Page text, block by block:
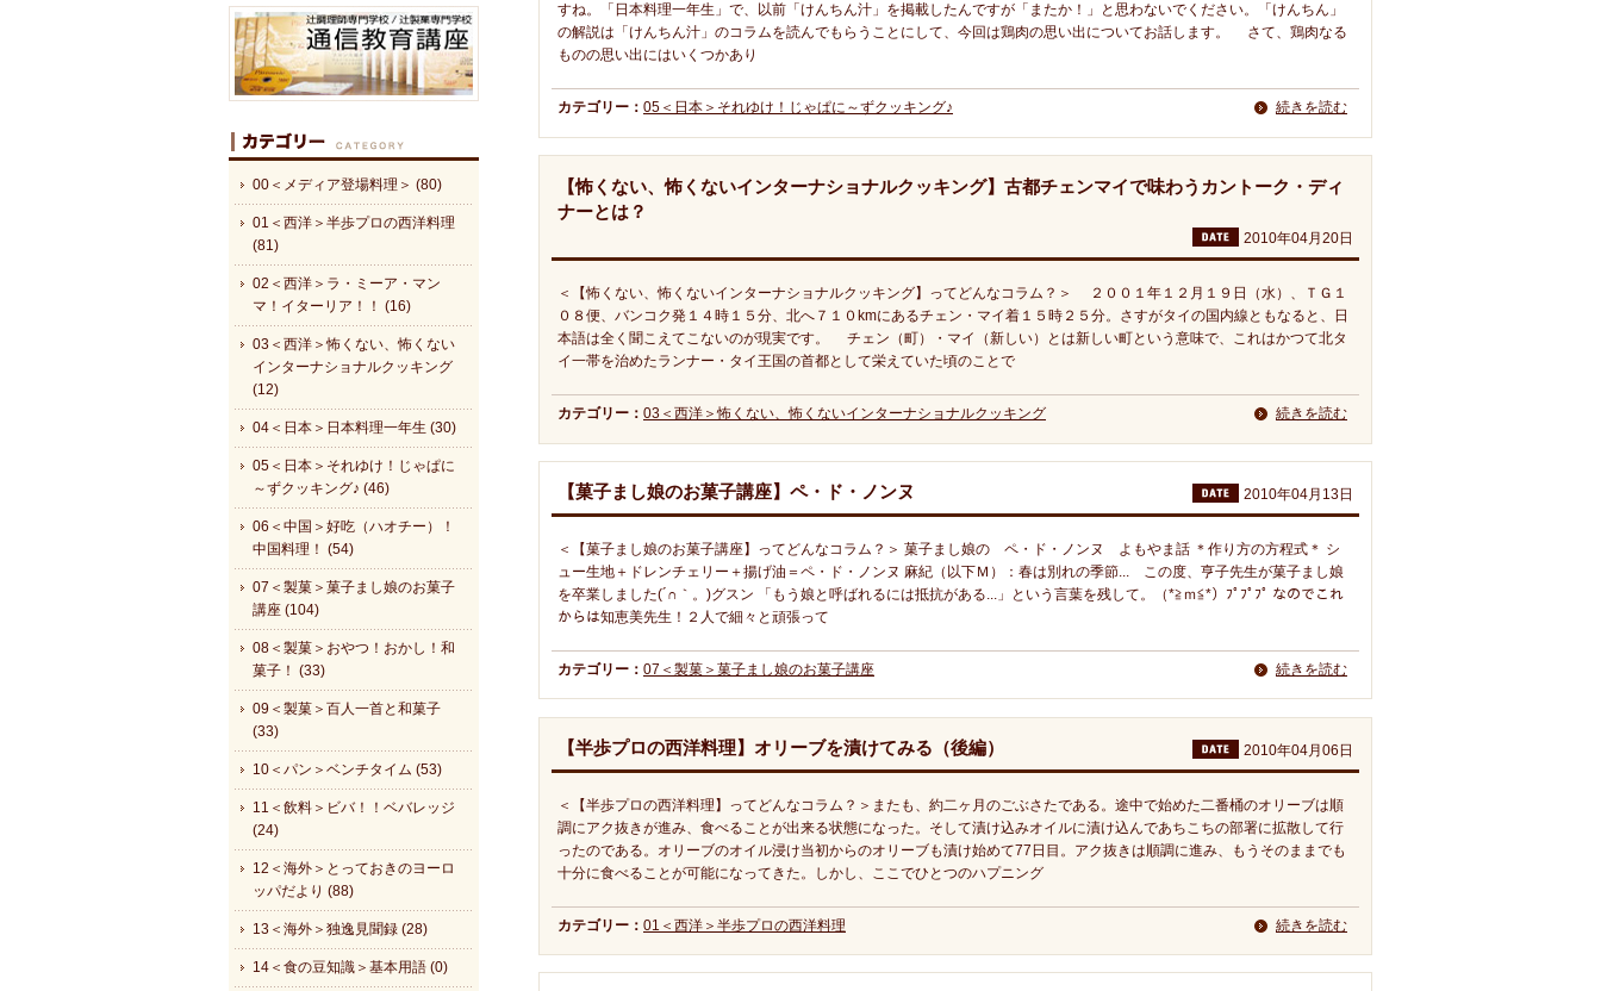
すね。「日本料理一年生」で、以前「けんちん汁」を掲載したんですが「またか！」と思わないでください。「けんちん」
の解説は「けんちん汁」のコラムを読んでもらうことにして、今回は鶏肉の思い出についてお話します。 さて、鶏肉なる
ものの思い出にはいくつかあり
カテゴリー： 05＜日本＞それゆけ！じゃぱに～ずクッキング♪ 続きを読む
【怖くない、怖くないインターナショナルクッキング】古都チェンマイで味わうカントーク・ディ
ナーとは？
2010年04月20日
＜【怖くない、怖くないインターナショナルクッキング】ってどんなコラム？＞ ２００１年１２月１９日（水）、ＴＧ１
０８便、バンコク発１４時１５分、北へ７１０kmにあるチェン・マイ着１５時２５分。さすがタイの国内線ともなると、日
本語は全く聞こえてこないのが現実です。 チェン（町）・マイ（新しい）とは新しい町という意味で、これはかつて北タ
イ一帯を治めたランナー・タイ王国の首都として栄えていた頃のことで
カテゴリー： 03＜西洋＞怖くない、怖くないインターナショナルクッキング 続きを読む
【菓子まし娘のお菓子講座】ペ・ド・ノンヌ 2010年04月13日
＜【菓子まし娘のお菓子講座】ってどんなコラム？＞ 菓子まし娘の ペ・ド・ノンヌ よもやま話 ＊作り方の方程式＊ シ
ュー生地＋ドレンチェリー＋揚げ油＝ペ・ド・ノンヌ 麻紀（以下Ｍ）：春は別れの季節... この度、亨子先生が菓子まし娘
を卒業しました(´∩｀。)グスン 「もう娘と呼ばれるには抵抗がある...」という言葉を残して。（*≧ｍ≦*）ﾌﾟﾌﾟﾌﾟ なのでこれ
からは知恵美先生！２人で細々と頑張って
カテゴリー： 07＜製菓＞菓子まし娘のお菓子講座 続きを読む
【半歩プロの西洋料理】オリーブを漬けてみる（後編） 2010年04月06日
＜【半歩プロの西洋料理】ってどんなコラム？＞またも、約二ヶ月のごぶさたである。途中で始めた二番桶のオリーブは順
調にアク抜きが進み、食べることが出来る状態になった。そして漬け込みオイルに漬け込んであちこちの部署に拡散して行
ったのである。オリーブのオイル浸け当初からのオリーブも漬け始めて77日目。アク抜きは順調に進み、もうそのままでも
十分に食べることが可能になってきた。しかし、ここでひとつのハプニング
カテゴリー： 01＜西洋＞半歩プロの西洋料理 続きを読む
00＜メディア登場料理＞ (80)
01＜西洋＞半歩プロの西洋料理
(81)
02＜西洋＞ラ・ミーア・マン
マ！イターリア！！ (16)
03＜西洋＞怖くない、怖くない
インターナショナルクッキング
(12)
04＜日本＞日本料理一年生 (30)
05＜日本＞それゆけ！じゃぱに
～ずクッキング♪ (46)
06＜中国＞好吃（ハオチー）！
中国料理！ (54)
07＜製菓＞菓子まし娘のお菓子
講座 (104)
08＜製菓＞おやつ！おかし！和
菓子！ (33)
09＜製菓＞百人一首と和菓子
(33)
10＜パン＞ベンチタイム (53)
11＜飲料＞ビバ！！ベバレッジ
(24)
12＜海外＞とっておきのヨーロ
ッパだより (88)
13＜海外＞独逸見聞録 (28)
14＜食の豆知識＞基本用語 (0)